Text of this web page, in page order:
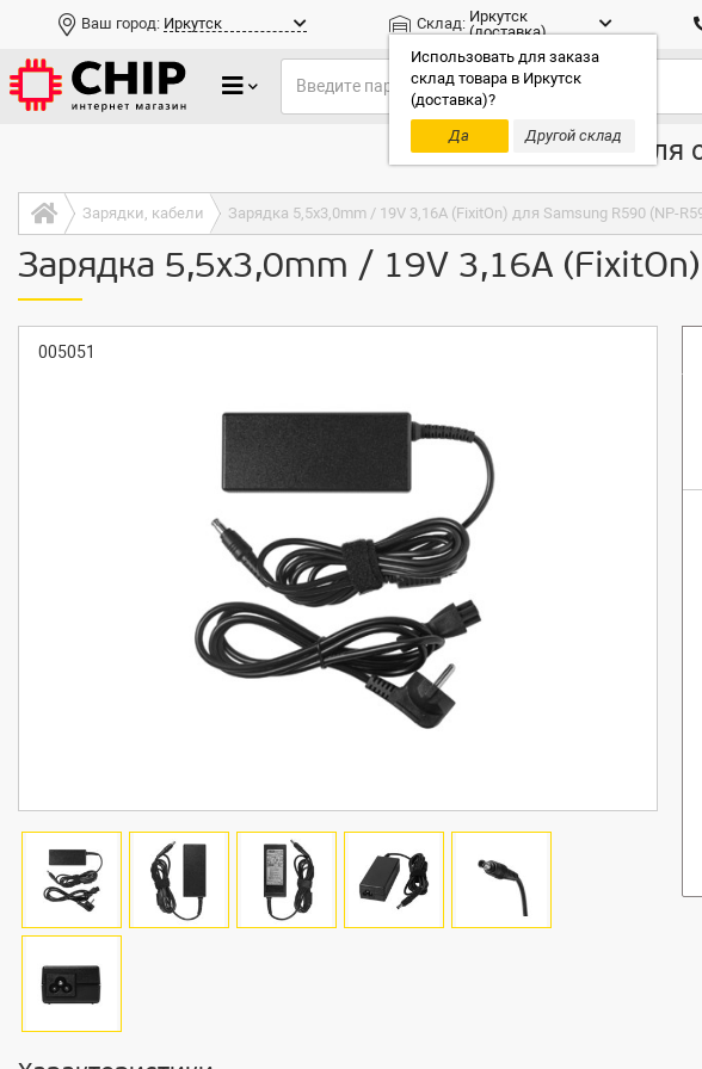
Ваш город: Иркутск Склад: Иркутск
(доставка)
Использовать для заказа
склад товара в Иркутск
(доставка)?
Да
Другой склад
Только доставка,
Зарядки, кабели Зарядка 5,5x3,0mm / 19V 3,16A (FixitOn) для Samsung R590 (NP-
Зарядка 5,5x3,0mm / 19V 3,16A
005051